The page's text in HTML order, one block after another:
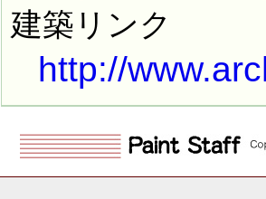
建築リンク
http://